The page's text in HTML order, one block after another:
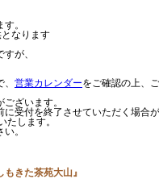
。
なります
が、
営業カレンダーをご確認の上、ご
ざいます。
受付を終了させていただく場合が
たします。
。
きた茶苑大山』